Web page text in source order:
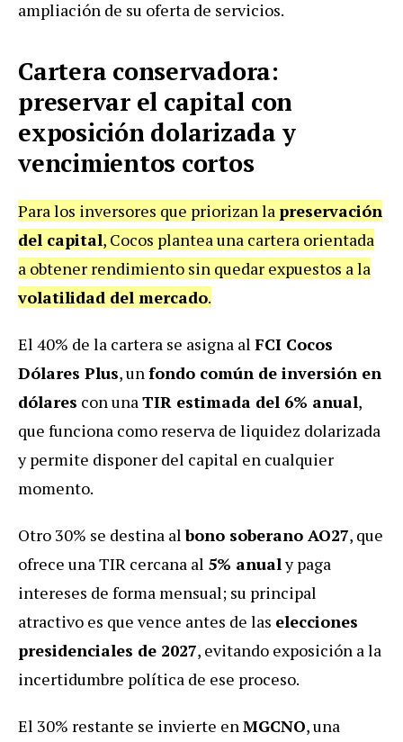
ampliación de su oferta de servicios.
Cartera conservadora:
preservar el capital con
exposición dolarizada y
vencimientos cortos
Para los inversores que priorizan lapreservación
del capital, Cocos plantea una cartera orientada
a obtener rendimiento sin quedar expuestos a la
volatilidad del mercado.
El 40% de la cartera se asigna al FCI Cocos
Dólares Plus, unfondo común de inversión en
dólares con unaTIR estimada del 6% anual,
que funciona como reserva de liquidez dolarizada
y permite disponer del capital en cualquier
momento.
Otro 30% se destina albono soberano AO27, que
ofrece una TIR cercana al 5% anualy paga
intereses de forma mensual; su principal
atractivo es que vence antes de las elecciones
presidenciales de 2027, evitando exposición a la
incertidumbre política de ese proceso.
El 30% restante se invierte enMGCNO, una